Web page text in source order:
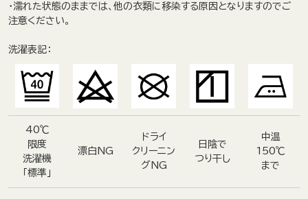
・濡れた状態のままでは、他の衣類に移染する原因となりますのでご
注意ください。
洗濯表記：
40℃
限度
洗濯機
「標準」
漂白NG
ドライ
クリーニン
グNG
日陰で
つり干し
中温
150℃
まで